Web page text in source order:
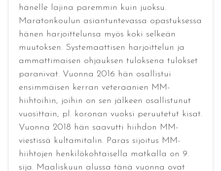
hänelle lajina paremmin kuin juoksu.
Maratonkoulun asiantuntevassa opastuksessa
hänen harjoittelunsa myös koki selkeän
muutoksen. Systemaattisen harjoittelun ja
ammattimaisen ohjauksen tuloksena tulokset
paranivat. Vuonna 2016 hän osallistui
ensimmäisen kerran veteraanien MM-
hiihtoihin, joihin on sen jälkeen osallistunut
vuosittain, pl. koronan vuoksi peruutetut kisat.
Vuonna 2018 hän saavutti hiihdon MM-
viestissä kultamitalin. Paras sijoitus MM-
hiihtojen henkilökohtaisella matkalla on 9.
sija. Maaliskuun alussa tänä vuonna ovat